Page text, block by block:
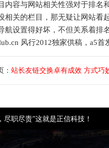
容与网站相关性强对于排名
关的栏目，那无疑让网站看
航设置得好坏，不但关系着排
风行2012独家供稿，a5
站长友链交换卓有成效 方式巧
职尽责”这就是正信科技！